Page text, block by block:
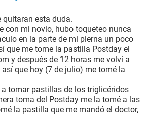
quitaran esta duda.
con mi novio, hubo toqueteo nunca
en la parte de mi pierna un poco
que me tome la pastilla Postday el
y después de 12 horas me volví a
que hoy (7 de julio) me tomé la
tomar pastillas de los triglicéridos
toma del Postday me la tomé a las
la pastilla que me mandó el doctor,